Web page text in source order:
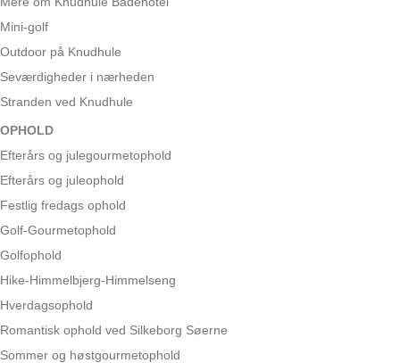
Mini-golf
Outdoor på Knudhule
Seværdigheder i nærheden
Stranden ved Knudhule
OPHOLD
Efterårs og julegourmetophold
Efterårs og juleophold
Festlig fredags ophold
Golf-Gourmetophold
Golfophold
Hike-Himmelbjerg-Himmelseng
Hverdagsophold
Romantisk ophold ved Silkeborg Søerne
Sommer og høstgourmetophold